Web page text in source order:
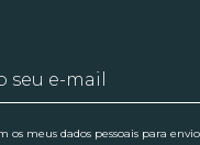
os meus dados pessoais para